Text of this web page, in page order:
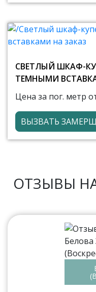
СВЕТЛЫЙ ШКАФ-
ТЕМНЫМИ
Цена за пог. метр
ВЫЗВАТЬ
ОТЗЫВЫ